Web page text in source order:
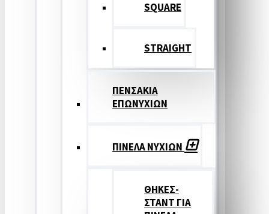
SQUARE
STRAIGHT
ΠΕΝΣΑΚΙΑ
ΕΠΩΝΥΧΙΩΝ
ΠΙΝΕΛΑ ΝΥΧΙΩΝ
ΘΗΚΕΣ-
ΣΤΑΝΤ ΓΙΑ